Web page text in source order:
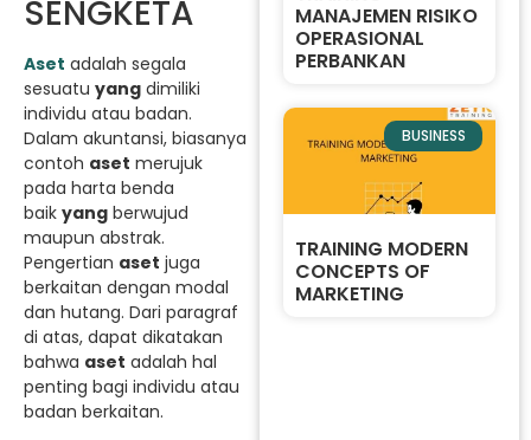
SENGKETA
Aset adalah segala
sesuatu yang dimiliki
individu atau badan.
Dalam akuntansi, biasanya
contoh aset merujuk
pada harta benda
baik yang berwujud
maupun abstrak.
Pengertian aset juga
berkaitan dengan modal
dan hutang. Dari paragraf
di atas, dapat dikatakan
bahwa aset adalah hal
penting bagi individu atau
badan berkaitan.
MANAJEMEN RISIKO
OPERASIONAL
PERBANKAN
BUSINESS
TRAINING MODERN
CONCEPTS OF
MARKETING